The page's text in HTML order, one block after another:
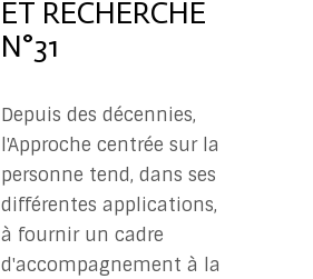
ET RECHERCHE
N°31
Depuis des décennies,
l'Approche centrée sur la
personne tend, dans ses
différentes applications,
à fournir un cadre
d'accompagnement à la